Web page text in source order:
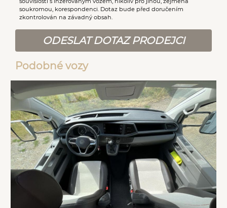
soukromou, korespondenci. Dotaz bude před doručením
zkontrolován na závadný obsah.
ODESLAT DOTAZ PRODEJCI
Podobné vozy